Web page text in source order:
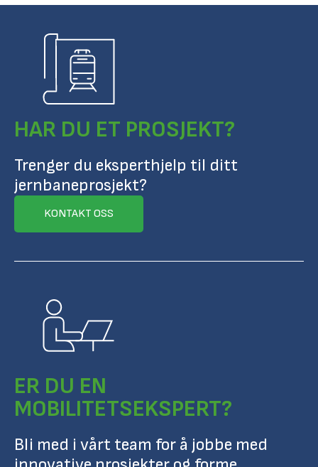
HAR DU ET PROSJEKT?
Trenger du eksperthjelp til ditt
jernbaneprosjekt?
KONTAKT OSS
ER DU EN
MOBILITETSEKSPERT?
Bli med i vårt team for å jobbe med